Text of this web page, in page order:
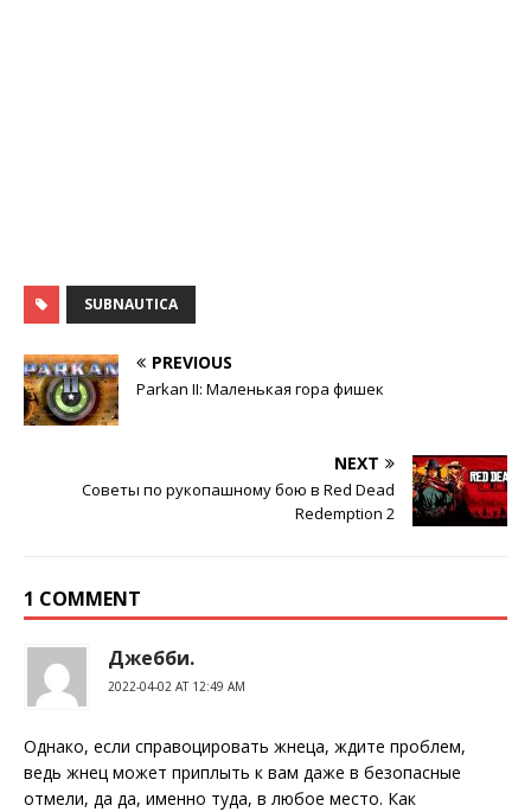
SUBNAUTICA
PREVIOUS
Parkan II: Маленькая гора фишек
NEXT
Советы по рукопашному бою в Red Dead
Redemption 2
1 COMMENT
Джебби.
2022-04-02 AT 12:49 AM
Однако, если справоцировать жнеца, ждите проблем,
ведь жнец может приплыть к вам даже в безопасные
отмели, да да, именно туда, в любое место. Как